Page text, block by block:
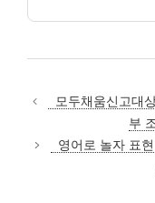
모두채움신고대
부
영어로 놀자 표